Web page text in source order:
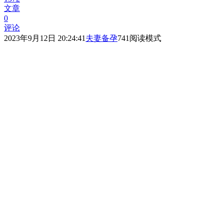
文章
0
评论
2023年9月12日 20:24:41 夫妻备孕741 阅读模式